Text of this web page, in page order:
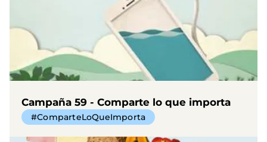
Campaña 59 - Comparte lo que importa
#ComparteLoQueImporta